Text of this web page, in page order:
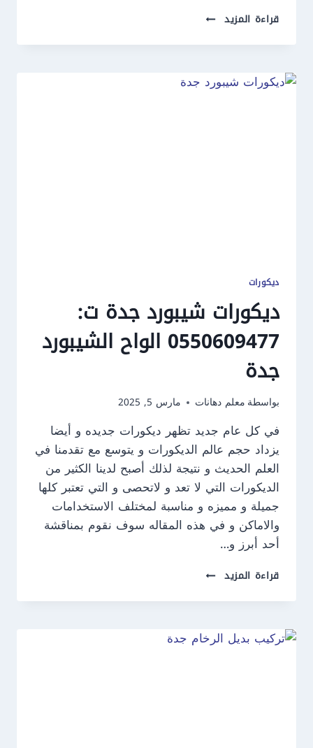
قراءة المزيد ديكور
تلفزيون
0550609477
ديكورات
ديكورات شيبورد جدة ت:
0550609477 الواح الشيبورد
جدة
بواسطة معلم دهانات مارس 5, 2025
في كل عام جديد تظهر ديكورات جديده و أيضا
يزداد حجم عالم الديكورات و يتوسع مع تقدمنا في
العلم الحديث و نتيجة لذلك أصبح لدينا الكثير من
الديكورات التي لا تعد و لاتحصى و التي تعتبر كلها
جميلة و مميزه و مناسبة لمختلف الاستخدامات
والاماكن و في هذه المقاله سوف نقوم بمناقشة
أحد أبرز و…
قراءة المزيد ديكورات
جدة
0550609477
الواح